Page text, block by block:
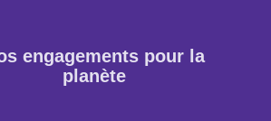
engagements pour la
planète